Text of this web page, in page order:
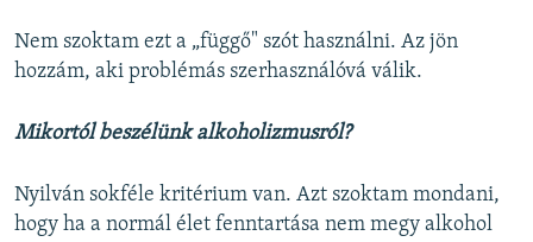
Nem szoktam ezt a „függő" szót használni. Az jön
hozzám, aki problémás szerhasználóvá válik.
Mikortól beszélünk alkoholizmusról?
Nyilván sokféle kritérium van. Azt szoktam mondani,
hogy ha a normál élet fenntartása nem megy alkohol